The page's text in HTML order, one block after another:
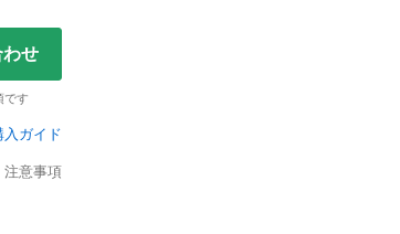
せ
です
入ガイド
注意事項